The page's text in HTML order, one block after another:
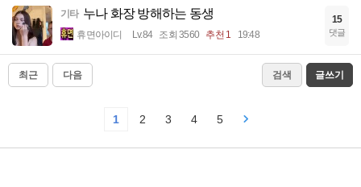
기타 누나 화장 방해하는 동생
휴면아이디 Lv.84 조회 3560 추천 1 19:48
15
댓글
최근 다음 검색 글쓰기
1 2 3 4 5